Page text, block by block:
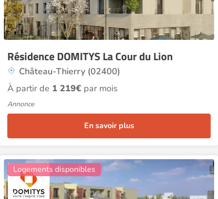
Résidence DOMITYS La Cour du Lion
Château-Thierry (02400)
À partir de 1 219€ par mois
Annonce
En savoir plus
Logements disponibles